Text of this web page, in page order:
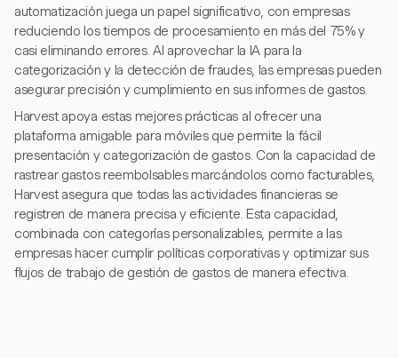
automatización juega un papel significativo, con empresas
reduciendo los tiempos de procesamiento en más del 75% y
casi eliminando errores. Al aprovechar la IA para la
categorización y la detección de fraudes, las empresas pueden
asegurar precisión y cumplimiento en sus informes de gastos.
Harvest apoya estas mejores prácticas al ofrecer una
plataforma amigable para móviles que permite la fácil
presentación y categorización de gastos. Con la capacidad de
rastrear gastos reembolsables marcándolos como facturables,
Harvest asegura que todas las actividades financieras se
registren de manera precisa y eficiente. Esta capacidad,
combinada con categorías personalizables, permite a las
empresas hacer cumplir políticas corporativas y optimizar sus
flujos de trabajo de gestión de gastos de manera efectiva.